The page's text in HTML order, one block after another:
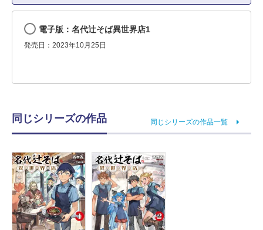
電子版：名代辻そば異世界店1
発売日：2023年10月25日
同じシリーズの作品 同じシリーズの作品一覧